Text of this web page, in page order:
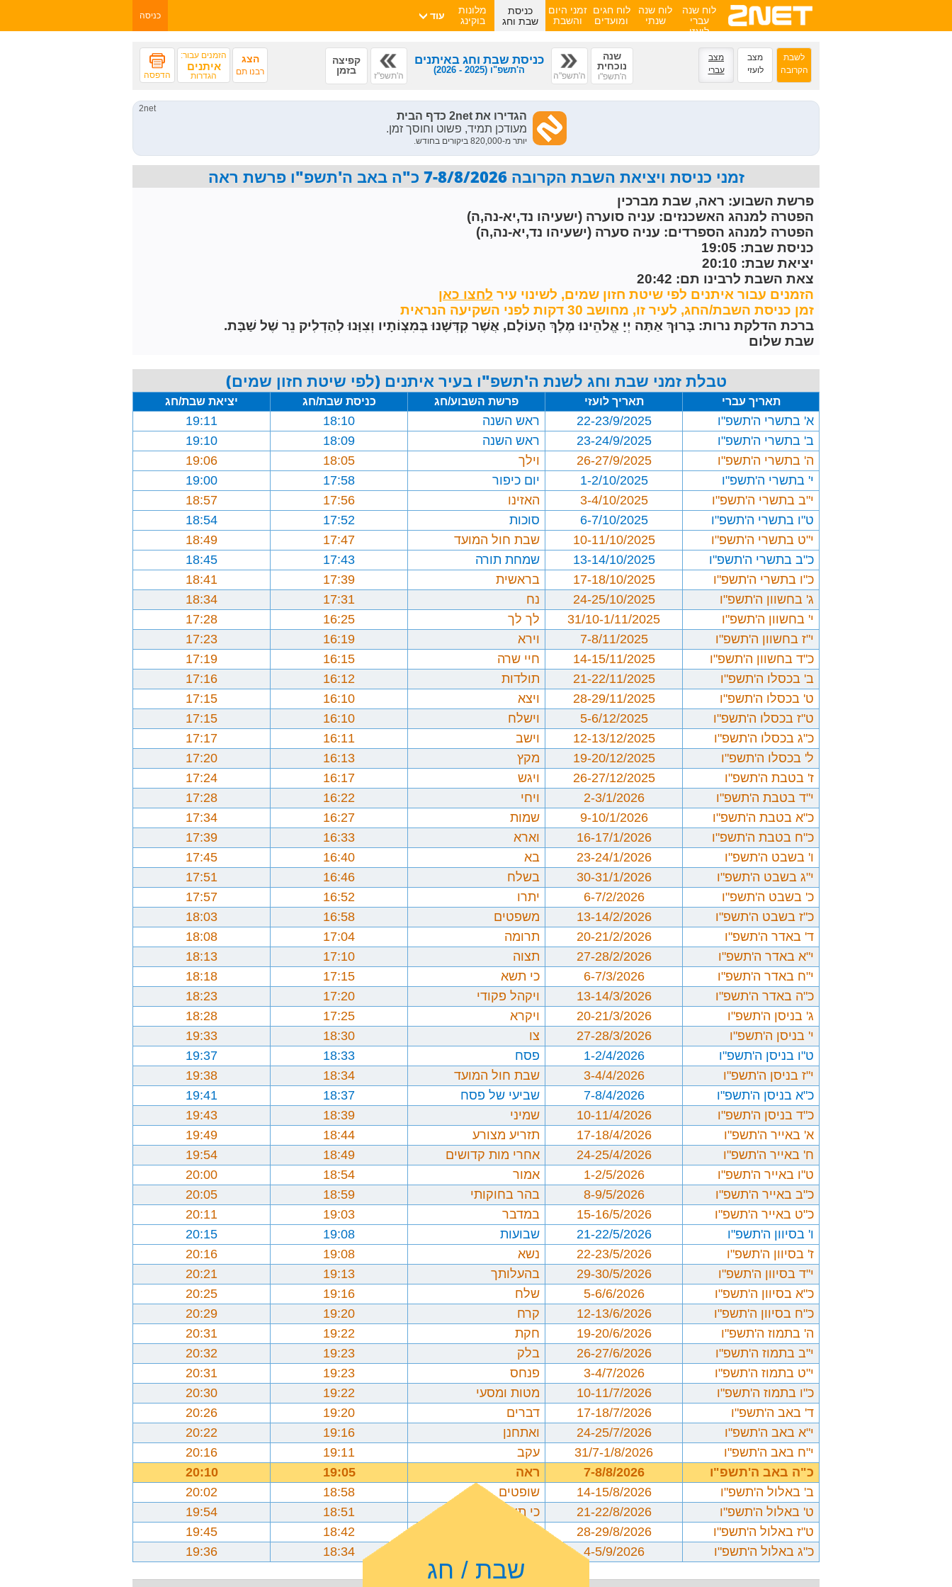
לוח שנה
עברי
לועזי
לוח שנה
שנתי
לוח חגים
ומועדים
זמני היום
והשבת
כניסת
שבת וחג
מלונות
בוקינג
עוד כניסה
לשבת
הקרובה
מצב
לועזי
מצב
עברי
הצג
רבנו תם
הזמנים עבור:
איתנים
הגדרות הדפסה
שנה
נוכחית
ה'תשפ"ו ה'תשפ"ה
כניסת שבת וחג באיתנים
ה'תשפ"ו (2025 - 2026)
ה'תשפ"ז
קפיצה
בזמן
זמני כניסת ויציאת השבת הקרובה 7-8/8/2026 כ"ה באב ה'תשפ"ו פרשת ראה
פרשת השבוע: ראה, שבת מברכין
הפטרה למנהג האשכנזים: עניה סוערה (ישעיהו נד,יא-נה,ה)
הפטרה למנהג הספרדים: עניה סערה (ישעיהו נד,יא-נה,ה)
כניסת שבת: 19:05
יציאת שבת: 20:10
צאת השבת לרבינו תם: 20:42
הזמנים עבור איתנים לפי שיטת חזון שמים, לשינוי עיר
זמן כניסת השבת/החג, לעיר זו, מחושב 30 דקות לפני השקיעה הנראית
ברכת הדלקת נרות: בָּרוּךְ אַתָּה יְיָ אֱלֹהֵינוּ מֶלֶךְ הָעוֹלָם, אֲשֶׁר קִדְּשָׁנוּ בְּמִצְוֹתָיו וְצִוָּנוּ לְהַדְלִיק נֵר שֶׁל שַׁבָּת.
שבת שלום
טבלת זמני שבת וחג לשנת ה'תשפ"ו בעיר איתנים (לפי שיטת חזון שמים)
תאריך עברי תאריך לועזי פרשת השבוע/חג כניסת שבת/חג יציאת שבת/חג
א' בתשרי ה'תשפ"ו 22-23/9/2025 ראש השנה 18:10
19:11
ב' בתשרי ה'תשפ"ו
23-24/9/2025 ראש השנה 18:09
19:10
ה' בתשרי ה'תשפ"ו
26-27/9/2025 וילך 18:05
19:06
י' בתשרי ה'תשפ"ו
1-2/10/2025 יום כיפור 17:58
19:00
י"ב בתשרי ה'תשפ"ו
3-4/10/2025 האזינו 17:56
18:57
ט"ו בתשרי ה'תשפ"ו
6-7/10/2025 סוכות 17:52
18:54
י"ט בתשרי ה'תשפ"ו
10-11/10/2025 שבת חול המועד 17:47
18:49
כ"ב בתשרי ה'תשפ"ו
13-14/10/2025 שמחת תורה 17:43
18:45
כ"ו בתשרי ה'תשפ"ו
17-18/10/2025 בראשית 17:39
18:41
ג' בחשוון ה'תשפ"ו
24-25/10/2025 נח 17:31
18:34
י' בחשוון ה'תשפ"ו
31/10-1/11/2025 לך לך 16:25
17:28
י"ז בחשוון ה'תשפ"ו
7-8/11/2025 וירא 16:19
17:23
כ"ד בחשוון ה'תשפ"ו
14-15/11/2025 חיי שרה 16:15
17:19
ב' בכסלו ה'תשפ"ו
21-22/11/2025 תולדות 16:12
17:16
ט' בכסלו ה'תשפ"ו
28-29/11/2025 ויצא 16:10
17:15
ט"ז בכסלו ה'תשפ"ו
5-6/12/2025 וישלח 16:10
17:15
כ"ג בכסלו ה'תשפ"ו
12-13/12/2025 וישב 16:11
17:17
ל' בכסלו ה'תשפ"ו
19-20/12/2025 מקץ 16:13
17:20
ז' בטבת ה'תשפ"ו
26-27/12/2025 ויגש 16:17
17:24
י"ד בטבת ה'תשפ"ו
2-3/1/2026 ויחי 16:22
17:28
כ"א בטבת ה'תשפ"ו
9-10/1/2026 שמות 16:27
17:34
כ"ח בטבת ה'תשפ"ו
16-17/1/2026 וארא 16:33
17:39
ו' בשבט ה'תשפ"ו
23-24/1/2026 בא 16:40
17:45
י"ג בשבט ה'תשפ"ו
30-31/1/2026 בשלח 16:46
17:51
כ' בשבט ה'תשפ"ו
6-7/2/2026 יתרו 16:52
17:57
כ"ז בשבט ה'תשפ"ו
13-14/2/2026 משפטים 16:58
18:03
ד' באדר ה'תשפ"ו
20-21/2/2026 תרומה 17:04
18:08
י"א באדר ה'תשפ"ו
27-28/2/2026 תצוה 17:10
18:13
י"ח באדר ה'תשפ"ו
6-7/3/2026 כי תשא 17:15
18:18
כ"ה באדר ה'תשפ"ו
13-14/3/2026 ויקהל פקודי 17:20
18:23
ג' בניסן ה'תשפ"ו
20-21/3/2026 ויקרא 17:25
18:28
י' בניסן ה'תשפ"ו
27-28/3/2026 צו 18:30
19:33
ט"ו בניסן ה'תשפ"ו
1-2/4/2026 פסח 18:33
19:37
י"ז בניסן ה'תשפ"ו
3-4/4/2026 שבת חול המועד 18:34
19:38
כ"א בניסן ה'תשפ"ו
7-8/4/2026 שביעי של פסח 18:37
19:41
כ"ד בניסן ה'תשפ"ו
10-11/4/2026 שמיני 18:39
19:43
א' באייר ה'תשפ"ו
17-18/4/2026 תזריע מצורע 18:44
19:49
ח' באייר ה'תשפ"ו
24-25/4/2026 אחרי מות קדושים 18:49
19:54
ט"ו באייר ה'תשפ"ו
1-2/5/2026 אמור 18:54
20:00
כ"ב באייר ה'תשפ"ו
8-9/5/2026 בהר בחוקותי 18:59
20:05
כ"ט באייר ה'תשפ"ו
15-16/5/2026 במדבר 19:03
20:11
ו' בסיוון ה'תשפ"ו
21-22/5/2026 שבועות 19:08
20:15
ז' בסיוון ה'תשפ"ו
22-23/5/2026 נשא 19:08
20:16
י"ד בסיוון ה'תשפ"ו
29-30/5/2026 בהעלותך 19:13
20:21
כ"א בסיוון ה'תשפ"ו
5-6/6/2026 שלח 19:16
20:25
כ"ח בסיוון ה'תשפ"ו
12-13/6/2026 קרח 19:20
20:29
ה' בתמוז ה'תשפ"ו
19-20/6/2026 חקת 19:22
20:31
י"ב בתמוז ה'תשפ"ו
26-27/6/2026 בלק 19:23
20:32
י"ט בתמוז ה'תשפ"ו
3-4/7/2026 פנחס 19:23
20:31
כ"ו בתמוז ה'תשפ"ו
10-11/7/2026 מטות ומסעי 19:22
20:30
ד' באב ה'תשפ"ו
17-18/7/2026 דברים 19:20
20:26
י"א באב ה'תשפ"ו
24-25/7/2026 ואתחנן 19:16
20:22
י"ח באב ה'תשפ"ו
31/7-1/8/2026 עקב 19:11
20:16
כ"ה באב ה'תשפ"ו
7-8/8/2026 ראה 19:05
20:10
ב' באלול ה'תשפ"ו
14-15/8/2026 שופטים 18:58
20:02
ט' באלול ה'תשפ"ו
21-22/8/2026 כי תצא 18:51
19:54
ט"ז באלול ה'תשפ"ו
28-29/8/2026
18:42
19:45
כ"ג באלול ה'תשפ"ו
4-5/9/2026
18:34
19:36
שבת / חג